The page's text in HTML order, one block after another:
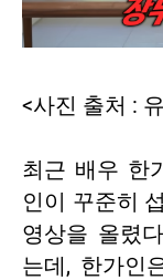
<사진 출처 :
최근 배우 한
인이 꾸준히
영상을 올렸
는데, 한가인